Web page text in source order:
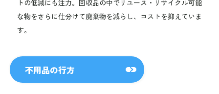
トの低減にも注力。回収品の中でリユース・リサイクル可能
な物をさらに仕分けて廃棄物を減らし、コストを抑えていま
す。
不用品の行方